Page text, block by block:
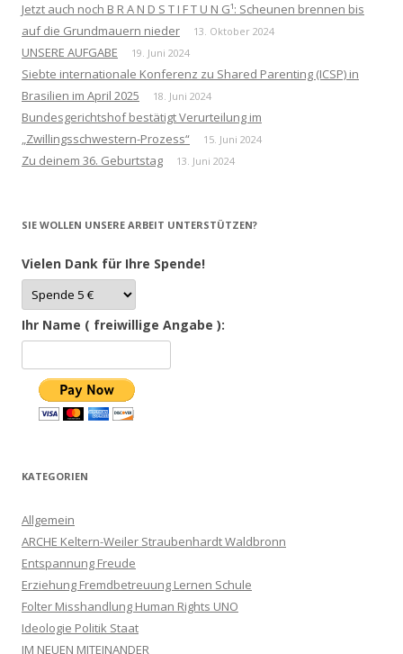
Jetzt auch noch B R A N D S T I F T U N G¹: Scheunen brennen bis
auf die Grundmauern nieder
13. Oktober 2024
UNSERE AUFGABE 19. Juni 2024
Siebte internationale Konferenz zu Shared Parenting (ICSP) in
Brasilien im April 2025
18. Juni 2024
Bundesgerichtshof bestätigt Verurteilung im
„Zwillingsschwestern-Prozess“
15. Juni 2024
Zu deinem 36. Geburtstag 13. Juni 2024
SIE WOLLEN UNSERE ARBEIT UNTERSTÜTZEN?
Vielen Dank für Ihre Spende!
Ihr Name ( freiwillige Angabe ):
KATEGORIEN
Allgemein
ARCHE Keltern-Weiler Straubenhardt Waldbronn
Entspannung Freude
Erziehung Fremdbetreuung Lernen Schule
Folter Misshandlung Human Rights UNO
Ideologie Politik Staat
IM NEUEN MITEINANDER